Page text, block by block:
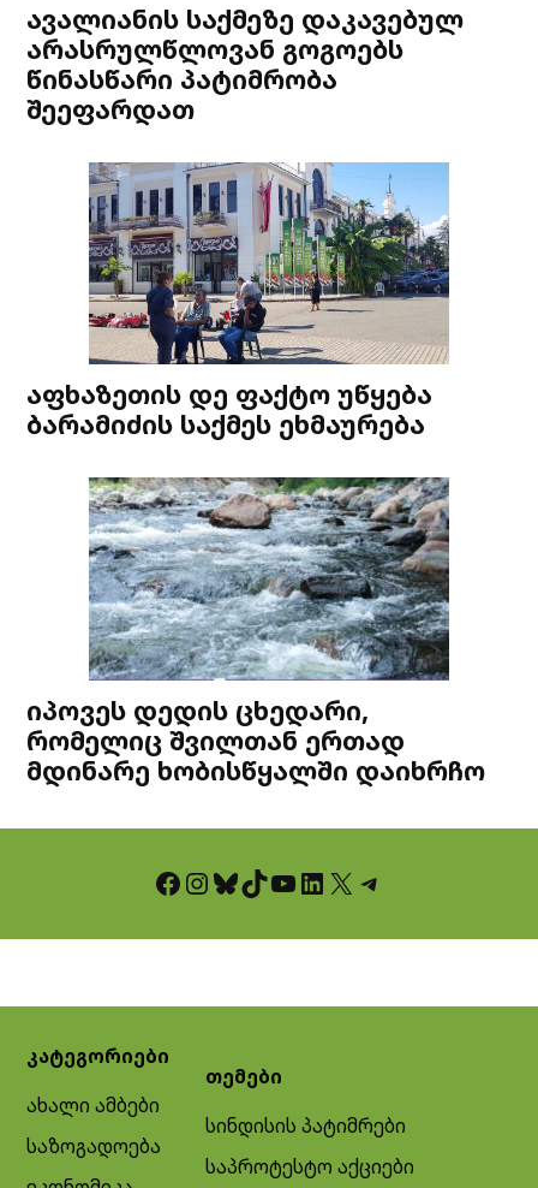
ავალიანის საქმეზე დაკავებულ
არასრულწლოვან გოგოებს
წინასწარი პატიმრობა
შეეფარდათ
აფხაზეთის დე ფაქტო უწყება
ბარამიძის საქმეს ეხმაურება
იპოვეს დედის ცხედარი,
რომელიც შვილთან ერთად
მდინარე ხობისწყალში დაიხრჩო
Facebook InstagramBluesky TikTok YouTube LinkedIn X Telegram
კატეგორიები
ახალი ამბები
საზოგადოება
თემები
სინდისის პატიმრები
საპროტესტო აქციები